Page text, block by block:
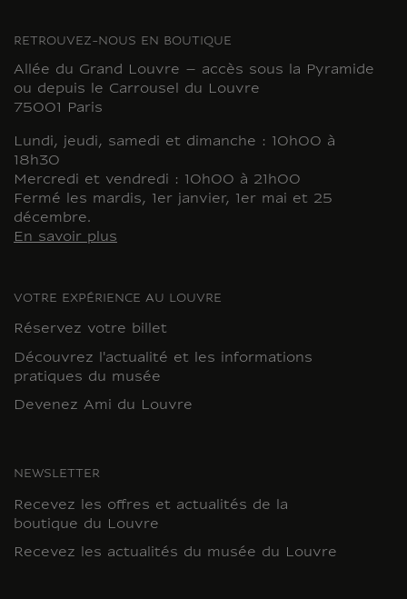
RETROUVEZ-NOUS EN BOUTIQUE
Allée du Grand Louvre – accès sous la Pyramide
ou depuis le Carrousel du Louvre
75001 Paris
Lundi, jeudi, samedi et dimanche : 10h00 à
18h30
Mercredi et vendredi : 10h00 à 21h00
Fermé les mardis, 1er janvier, 1er mai et 25
décembre.
En savoir plus
VOTRE EXPÉRIENCE AU LOUVRE
Réservez votre billet
Découvrez l'actualité et les informations
pratiques du musée
Devenez Ami du Louvre
NEWSLETTER
Recevez les offres et actualités de la
boutique du Louvre
Recevez les actualités du musée du Louvre